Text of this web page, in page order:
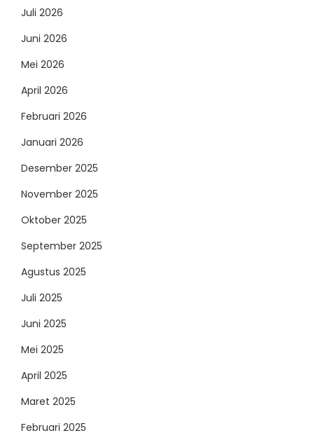
Juli 2026
Juni 2026
Mei 2026
April 2026
Februari 2026
Januari 2026
Desember 2025
November 2025
Oktober 2025
September 2025
Agustus 2025
Juli 2025
Juni 2025
Mei 2025
April 2025
Maret 2025
Februari 2025